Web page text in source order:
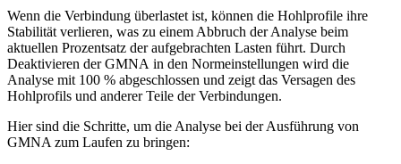
Wenn die Verbindung überlastet ist, können die Hohlprofile ihre
Stabilität verlieren, was zu einem Abbruch der Analyse beim
aktuellen Prozentsatz der aufgebrachten Lasten führt. Durch
Deaktivieren der GMNA in den Normeinstellungen wird die
Analyse mit 100 % abgeschlossen und zeigt das Versagen des
Hohlprofils und anderer Teile der Verbindungen.
Hier sind die Schritte, um die Analyse bei der Ausführung von
GMNA zum Laufen zu bringen: